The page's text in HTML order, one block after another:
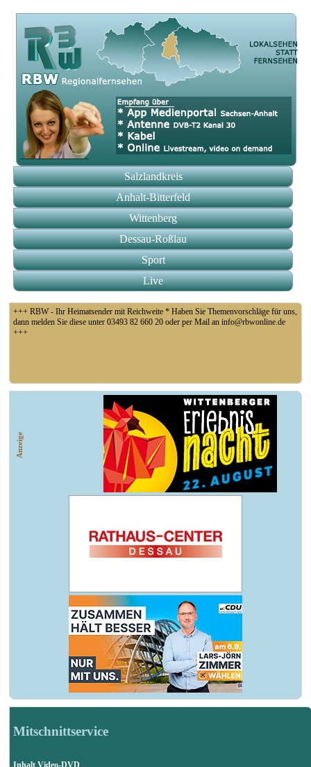
Salzlandkreis
Anhalt-Bitterfeld
Wittenberg
Dessau-Roßlau
Sport
Live
+++ RBW - Ihr Heimatsender mit Reichweite * Haben Sie Themenvorschläge für uns,
dann melden Sie diese unter 03493 82 660 20 oder per Mail an info@rbwonline.de
+++
+++ Fußball Oberliga Süd 1. Spieltag: SG Union Sandersdorf - VfB 1921 Krieschow,
Mitschnittservice
Anzeige